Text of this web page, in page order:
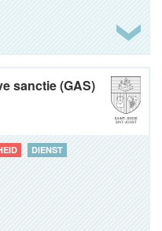
sanctie (GAS)
DIENST